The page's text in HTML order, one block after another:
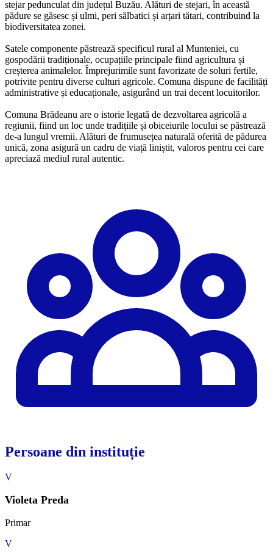
stejar pedunculat din județul Buzău. Alături de stejari, în această
pădure se găsesc și ulmi, peri sălbatici și arțari tătari, contribuind la
biodiversitatea zonei.
Satele componente păstrează specificul rural al Munteniei, cu
gospodării tradiționale, ocupațiile principale fiind agricultura și
creșterea animalelor. Împrejurimile sunt favorizate de soluri fertile,
potrivite pentru diverse culturi agricole. Comuna dispune de facilități
administrative și educaționale, asigurând un trai decent locuitorilor.
Comuna Brădeanu are o istorie legată de dezvoltarea agricolă a
regiunii, fiind un loc unde tradițiile și obiceiurile locului se păstrează
de-a lungul vremii. Alături de frumusețea naturală oferită de pădurea
unică, zona asigură un cadru de viață liniștit, valoros pentru cei care
apreciază mediul rural autentic.
Persoane din instituție
V
Violeta Preda
Primar
V